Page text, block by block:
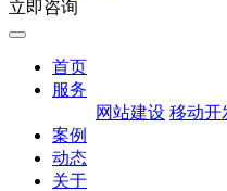
立即咨询
首页
服务
网站建设 移动开
案例
动态
关于